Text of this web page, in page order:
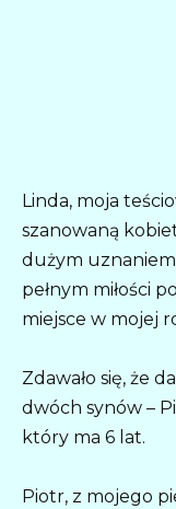
Linda, moja
szanowaną
dużym uznaniem
pełnym miłości
miejsce w mojej
Zdawało się, że
dwóch synów –
który ma 6 lat.
Piotr, z mojego